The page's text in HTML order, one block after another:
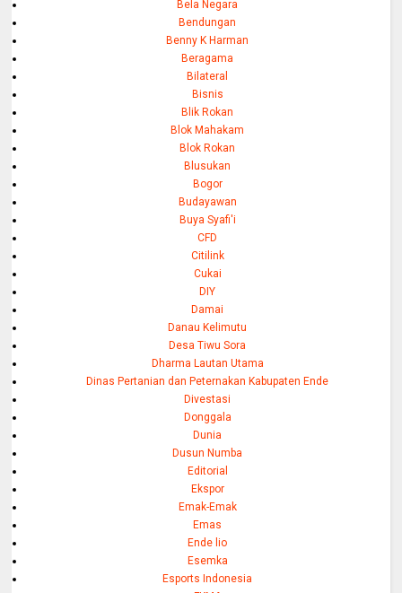
Bela Negara
Bendungan
Benny K Harman
Beragama
Bilateral
Bisnis
Blik Rokan
Blok Mahakam
Blok Rokan
Blusukan
Bogor
Budayawan
Buya Syafi'i
CFD
Citilink
Cukai
DIY
Damai
Danau Kelimutu
Desa Tiwu Sora
Dharma Lautan Utama
Dinas Pertanian dan Peternakan Kabupaten Ende
Divestasi
Donggala
Dunia
Dusun Numba
Editorial
Ekspor
Emak-Emak
Emas
Ende lio
Esemka
Esports Indonesia